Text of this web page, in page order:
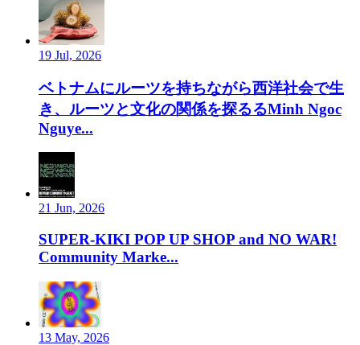
19 Jul, 2026
ベトナムにルーツを持ちながら西洋社会で生
き、ルーツと文化の関係を探るるMinh Ngoc
Nguye...
21 Jun, 2026
SUPER-KIKI POP UP SHOP and NO WAR!
Community Marke...
13 May, 2026